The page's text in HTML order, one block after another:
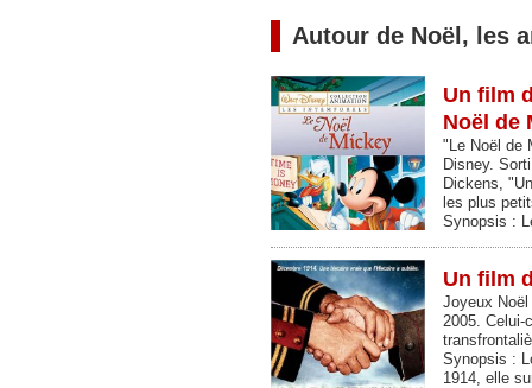
Autour de Noël, les
Un film
Noël de
"Le Noël de
Disney.
Dickens,
les plus
Synopsis :
Un film
Joyeux
2005. Celui-
Synopsis :
1914, elle